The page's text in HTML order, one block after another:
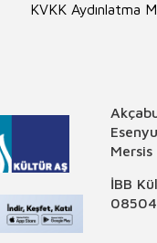
KVKK Aydınlatma
İBB